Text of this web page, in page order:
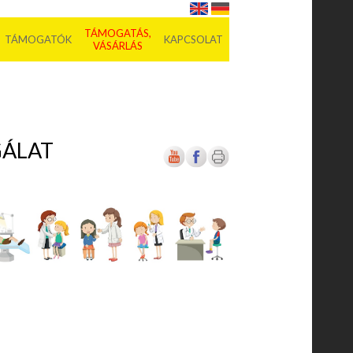
TÁMOGATÓK
TÁMOGATÁS,
VÁSÁRLÁS
KAPCSOLAT